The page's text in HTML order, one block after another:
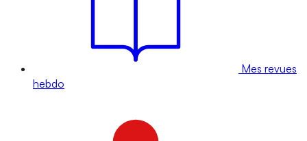
Mes revues
hebdo